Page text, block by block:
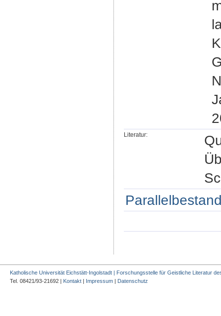
Literatur:
Katholische Universität Eichstätt-Ingolstadt | Forschungsstelle für Geistliche Literatur
Tel. 08421/93-21692 | Kontakt | Impressum | Datenschutz